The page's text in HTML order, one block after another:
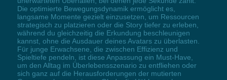
Die optimierte Bewegungsdynamik ermöglicht es,
langsame Momente gezielt einzusetzen, um Ressourcen
strategisch zu platzieren oder die Story tiefer zu erleben,
während du gleichzeitig die Erkundung beschleunigen
kannst, ohne die Ausdauer deines Avatars zu überlasten.
Für junge Erwachsene, die zwischen Effizienz und
Spieltiefe pendeln, ist diese Anpassung ein Must-Have,
um den Alltag im Überlebensszenario zu entfliehen oder
sich ganz auf die Herausforderungen der mutierten